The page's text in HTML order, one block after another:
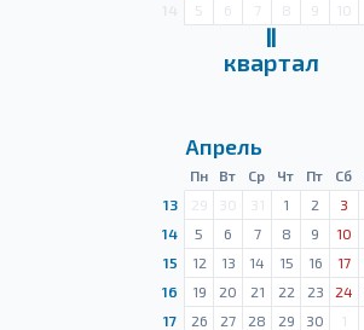
5 6 7 8 9 10
Ⅱ
квартал
Апрель
Пн Вт Ср Чт Пт Сб
13
29 30 31 1 2 3
14
5 6 7 8 9 10
15
12 13 14 15 16 17
16
19 20 21 22 23 24
17
26 27 28 29 30 1